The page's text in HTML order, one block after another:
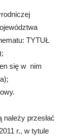
TYTUŁ
się w nim
należy przesłać
r., w tytule